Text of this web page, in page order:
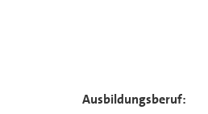
Ausbildungsberuf: